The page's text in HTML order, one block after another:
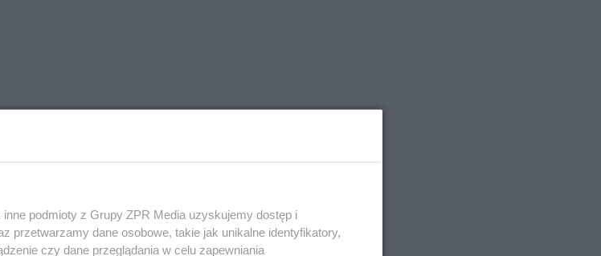
podmioty z Grupy ZPR Media uzyskujemy dostęp i
przetwarzamy dane osobowe, takie jak unikalne identyfikatory,
czy dane przeglądania w celu zapewniania